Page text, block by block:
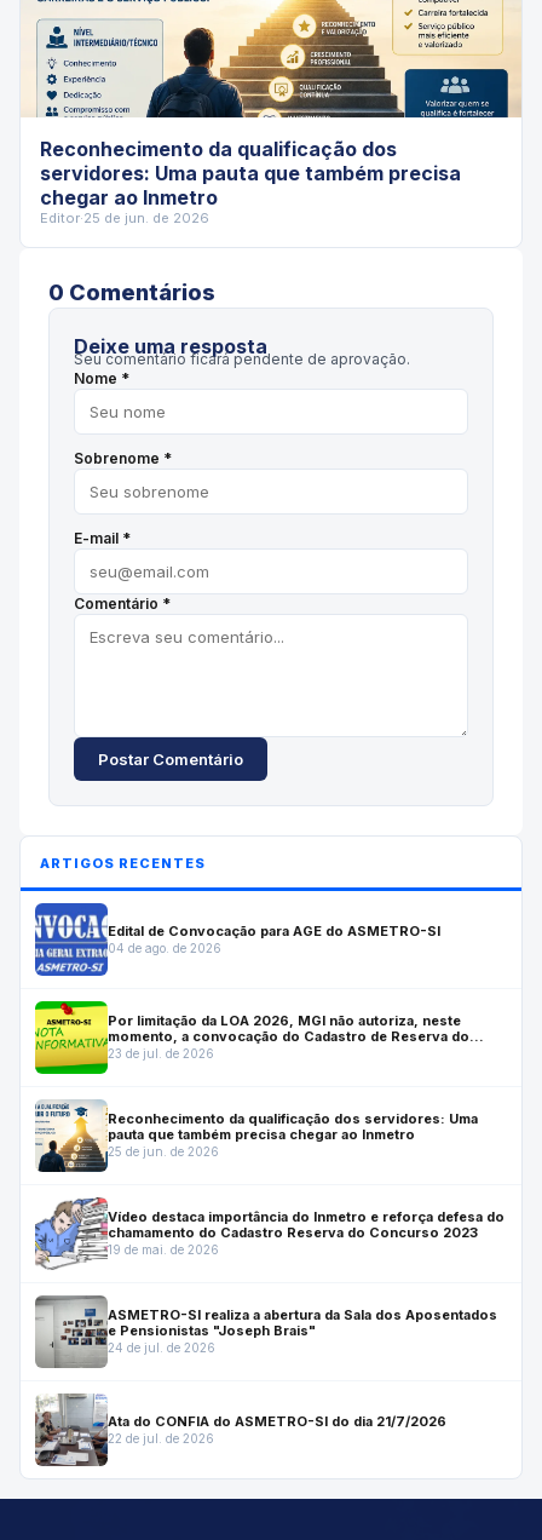
Reconhecimento da qualificação dos
servidores: Uma pauta que também precisa
chegar ao Inmetro
Editor·25 de jun. de 2026
0 Comentários
Deixe uma resposta
Seu comentário ficará pendente de aprovação.
Nome *
Sobrenome *
E-mail *
Comentário *
Postar Comentário
ARTIGOS RECENTES
Edital de Convocação para AGE do ASMETRO-SI
04 de ago. de 2026
Por limitação da LOA 2026, MGI não autoriza, neste
momento, a convocação do Cadastro de Reserva do
Inmetro; Autarquia solicitará a prorrogação do concurso
23 de jul. de 2026
Reconhecimento da qualificação dos servidores: Uma
pauta que também precisa chegar ao Inmetro
25 de jun. de 2026
Vídeo destaca importância do Inmetro e reforça defesa do
chamamento do Cadastro Reserva do Concurso 2023
19 de mai. de 2026
ASMETRO-SI realiza a abertura da Sala dos Aposentados
e Pensionistas "Joseph Brais"
24 de jul. de 2026
Ata do CONFIA do ASMETRO-SI do dia 21/7/2026
22 de jul. de 2026